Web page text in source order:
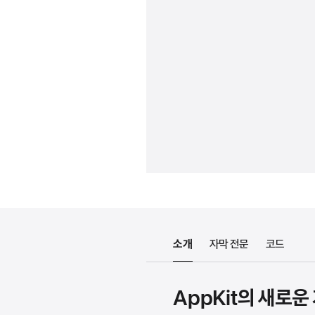
소개 자막 전문 코드
AppKit의 새로운